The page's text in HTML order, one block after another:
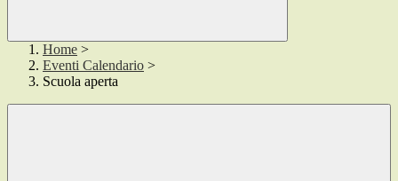
Home >
Eventi Calendario >
Scuola aperta